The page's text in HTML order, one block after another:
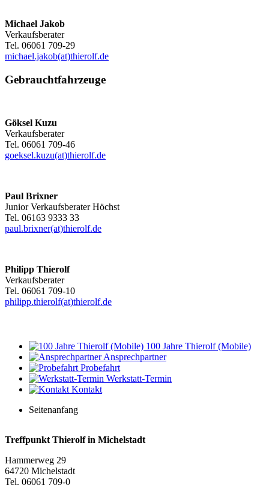
Michael Jakob
Verkaufsberater
Tel. 06061 709-29
michael.jakob(at)thierolf.de
Gebrauchtfahrzeuge
Göksel Kuzu
Verkaufsberater
Tel. 06061 709-46
goeksel.kuzu(at)thierolf.de
Paul Brixner
Junior Verkaufsberater Höchst
Tel. 06163 9333 33
paul.brixner(at)thierolf.de
Philipp Thierolf
Verkaufsberater
Tel. 06061 709-10
philipp.thierolf(at)thierolf.de
100 Jahre Thierolf (Mobile)
Ansprechpartner
Probefahrt
Werkstatt-Termin
Kontakt
Seitenanfang
Treffpunkt Thierolf in Michelstadt
Hammerweg 29
64720 Michelstadt
Tel. 06061 709-0